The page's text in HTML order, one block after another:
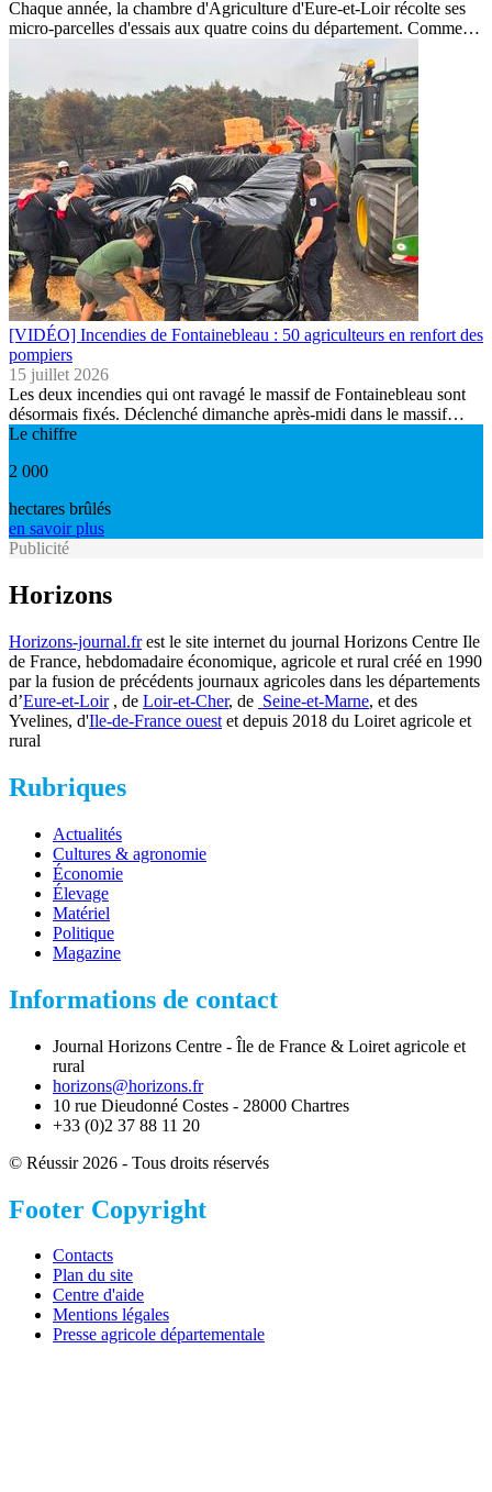
Chaque année, la chambre d'Agriculture d'Eure-et-Loir récolte ses
micro-parcelles d'essais aux quatre coins du département. Comme…
[VIDÉO] Incendies de Fontainebleau : 50 agriculteurs en renfort des
pompiers
15 juillet 2026
Les deux incendies qui ont ravagé le massif de Fontainebleau sont
désormais fixés. Déclenché dimanche après-midi dans le massif…
Le chiffre
2 000
hectares brûlés
en savoir plus
Publicité
Horizons
Horizons-journal.frest le site internet du journal Horizons Centre Ile
de France, hebdomadaire économique, agricole et rural créé en 1990
par la fusion de précédents journaux agricoles dans les départements
d’Eure-et-Loir, de Loir-et-Cher, de Seine-et-Marne, et des
Yvelines, d'Ile-de-France ouest et depuis 2018 du Loiret agricole et
rural
Rubriques
Actualités
Cultures & agronomie
Économie
Élevage
Matériel
Politique
Magazine
Informations de contact
Journal Horizons Centre - Île de France & Loiret agricole et
rural
horizons@horizons.fr
10 rue Dieudonné Costes - 28000 Chartres
+33 (0)2 37 88 11 20
© Réussir 2026 - Tous droits réservés
Footer Copyright
Contacts
Plan du site
Centre d'aide
Mentions légales
Presse agricole départementale